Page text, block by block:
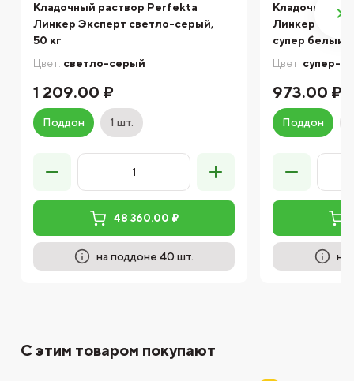
Кладочный раствор Perfekta
Линкер Эксперт светло-серый,
50 кг
Цвет: светло-серый
1 209.00 ₽
Поддон 1 шт.
48 360.00 ₽
на поддоне 40 шт.
Кладочный
Линкер
супер белый,
Цвет: супер-
973.00 ₽
Поддон
на
С этим товаром покупают